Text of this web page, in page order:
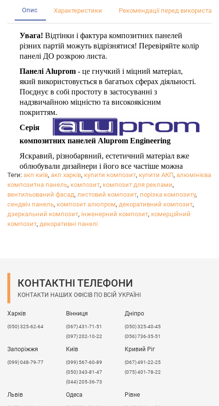
Опис Характеристики Рекомендації перед
Увага! Відтінки і фактура композитних панелей
різних партій можуть відрізнятися! Перевіряйте колір
панелі ДО розкрою листа.
Панелі Aluprom - це гнучкий і міцний матеріал,
який використовується в багатьох сферах діяльності.
Поєднує в собі простоту в застосуванні з
надзвичайною міцністю та високоякісним
покриттям.
Серія
композитних панелей Aluprom Engineering
Яскравий, різнобарвний, естетичний матеріал вже
облюбували дизайнери і його все частіше можна
побачити в якості елементів декору інтер'єрів, різних
сучасних конструкцій, виставкового обладнання.
Надаємо послуги прямолінійного і криволінійного
різання.
Ціна послуг розраховується індивідуально,
Теги: акп київ, акп харків, купити композит, купити АКП, алюмінієва
композитна панель, композит, композит для реклами,
вентильований фасад, листовий композит, порізка композиту,
сендвіч панель, композит алюпром, декоративний композит,
дзеркальний композит, інженерний композит, комерційний
композит, декоративні панелі
КОНТАКТНІ ТЕЛЕФОНИ
КОНТАКТИ НАШИХ ОФІСІВ ПО ВСІЙ УКРАЇНІ
Харків
(050) 325-62-64
Вінниця
(067) 431-71-51
(097) 202-10-22
Дніпро
(050) 325-40-45
(056) 736-35-51
Запоріжжя
(099) 048-79-77
Київ
(099) 567-60-89
(050) 343-81-47
(044) 205-36-73
Кривий Ріг
(067) 491-22-25
(075) 401-78-22
Львів Одеса Рівне